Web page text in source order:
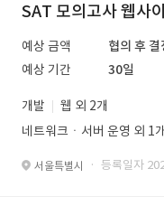
SAT 모의고사 웹사
예상 금액
협의 후 결
예상 기간
30일
개발
웹 외 2개
네트워크ㆍ서버 운영 외 1개
서울특별시 · 등록일자